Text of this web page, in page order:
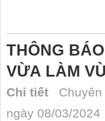
THÔNG
VỪA LÀM
Chi tiết Chuyên
ngày 08/03/